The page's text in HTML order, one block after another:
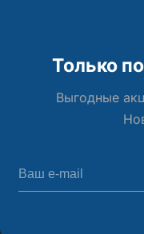
Только
Выгодные